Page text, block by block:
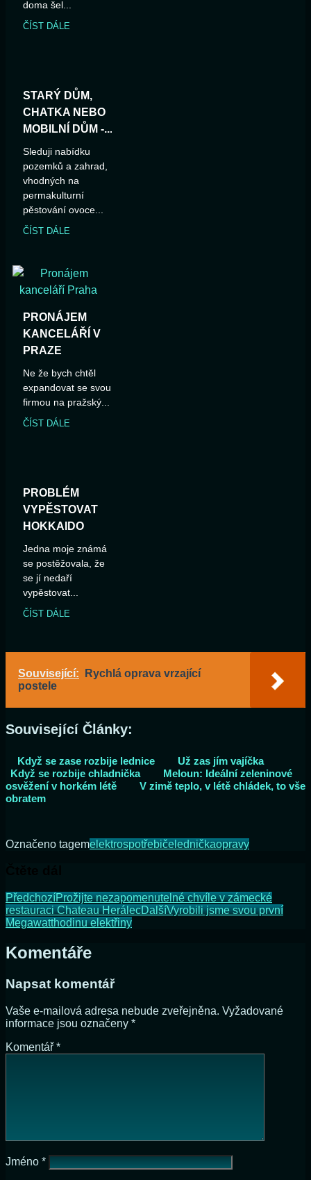
doma šel...
ČÍST DÁLE
STARÝ DŮM,
CHATKA NEBO
MOBILNÍ DŮM -...
Sleduji nabídku
pozemků a zahrad,
vhodných na
permakulturní
pěstování ovoce...
ČÍST DÁLE
PRONÁJEM
KANCELÁŘÍ V
PRAZE
Ne že bych chtěl
expandovat se svou
firmou na pražský...
ČÍST DÁLE
PROBLÉM
VYPĚSTOVAT
HOKKAIDO
Jedna moje známá
se postěžovala, že
se jí nedaří
vypěstovat...
ČÍST DÁLE
Související:
Rychlá oprava vrzající
postele
Související Články:
Když se zase rozbije lednice
Už zas jím vajíčka
Když se rozbije chladnička
Meloun: Ideální zeleninové
osvěžení v horkém létě
V zimě teplo, v létě chládek, to vše
obratem
Označeno tagemelektrospotřebičeledničkaopravy
PředchozíProžijte nezapomenutelné chvíle v zámecké
restauraci Chateau HerálecDalšíVyrobili jsme svou první
Megawatthodinu elektřiny
Komentáře
Napsat komentář
Vaše e-mailová adresa nebude zveřejněna. Vyžadované
informace jsou označeny *
Komentář *
Jméno *